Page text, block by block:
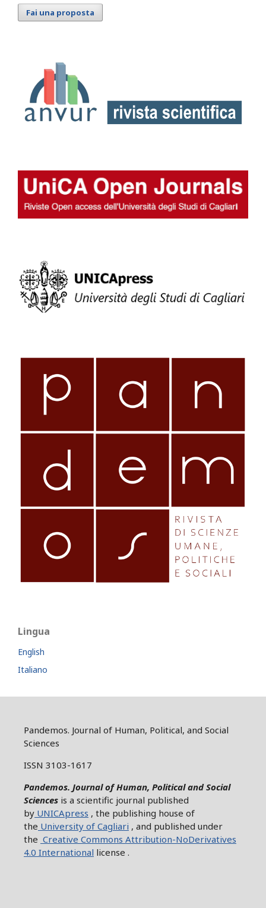
Fai una proposta
Lingua
English
Italiano
Pandemos. Journal of Human, Political, and Social
Sciences
ISSN 3103-1617
Pandemos. Journal of Human, Political and Social
Sciences is a scientific journal published
by UNICApress , the publishing house of
the University of Cagliari , and published under
the Creative Commons Attribution-NoDerivatives
4.0 International license .